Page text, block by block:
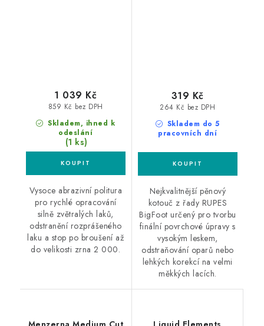
Skladem, ihned k
odeslání
(1 ks)
859 Kč bez DPH
1 039 Kč
Vysoce abrazivní politura
pro rychlé opracování
silně zvětralých laků,
odstranění rozprášeného
laku a stop po broušení až
do velikosti zrna 2 000.
Skladem do 5
pracovních dní
264 Kč bez DPH
319 Kč
Nejkvalitnější pěnový
kotouč z řady RUPES
BigFoot určený pro tvorbu
finální povrchové úpravy s
vysokým leskem,
odstraňování oparů nebo
lehkých korekcí na velmi
měkkých lacích.